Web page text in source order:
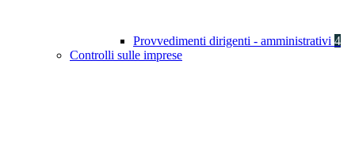
Provvedimenti dirigenti - amministrativi 4
Controlli sulle imprese